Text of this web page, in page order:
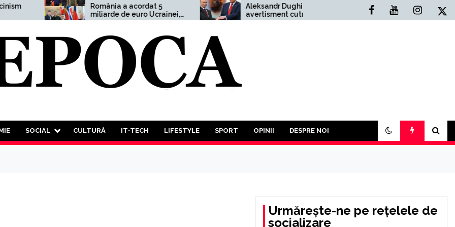
România a acordat 5
miliarde de euro Ucrainei,
adică 1,5% din PIB
Aleksandr Dughin,
avertisment cutremurător:
”Un Al Treilea Război
decât probabil. În acest an
va trebui să participăm la o
luptă a tuturor împotriva
tuturor”
Situația Politică Actuală
din România: O Analiză
Comprehensivă
SOCIAL CULTURĂ IT-TECH LIFESTYLE SPORT OPINII DESPRE NOI
Urmărește-ne pe rețelele de
socializare